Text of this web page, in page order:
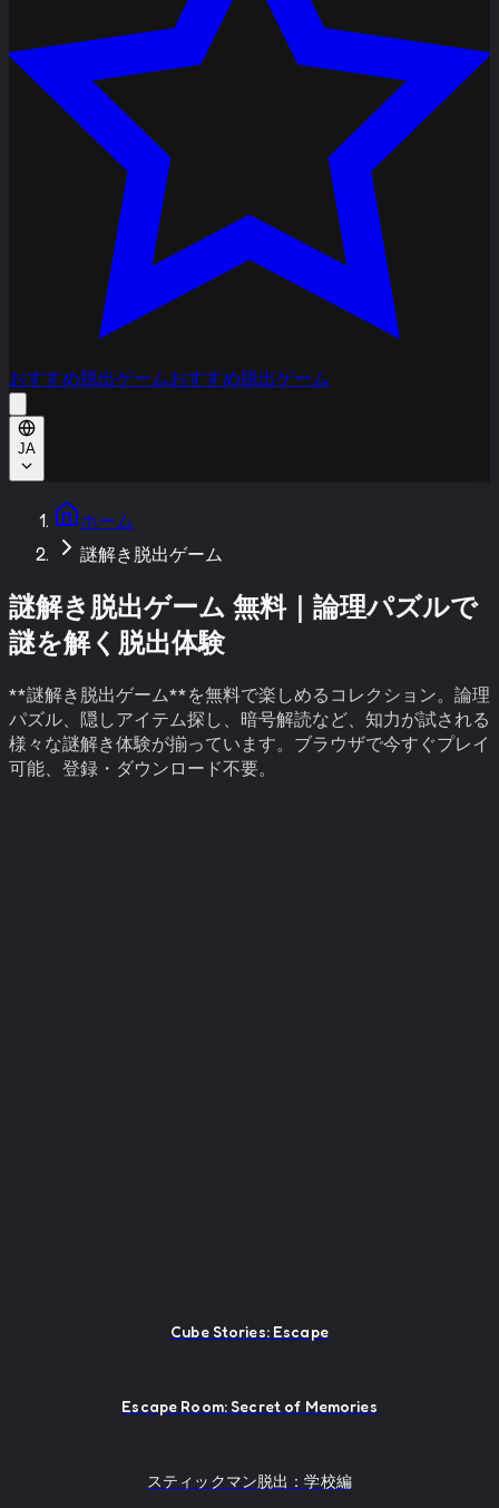
おすすめ脱出ゲームおすすめ脱出ゲーム
JA
ホーム
謎解き脱出ゲーム
謎解き脱出ゲーム 無料｜論理パズルで
謎を解く脱出体験
**謎解き脱出ゲーム**を無料で楽しめるコレクション。論理
パズル、隠しアイテム探し、暗号解読など、知力が試される
様々な謎解き体験が揃っています。ブラウザで今すぐプレイ
可能、登録・ダウンロード不要。
Cube Stories: Escape
Escape Room: Secret of Memories
スティックマン脱出：学校編